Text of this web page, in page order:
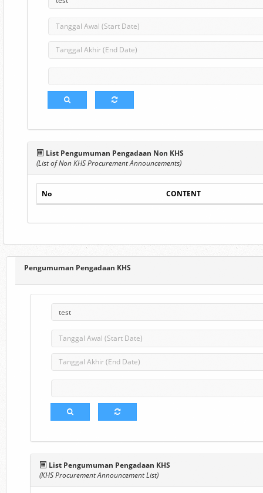
List Pengumuman Pengadaan Non KHS
(List of Non KHS Procurement Announcements)
No CONTENT
Pengumuman Pengadaan KHS
List Pengumuman Pengadaan KHS
(KHS Procurement Announcement List)